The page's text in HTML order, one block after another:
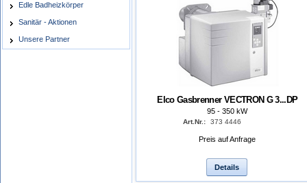
Edle Badheizkörper
Sanitär - Aktionen
Unsere Partner
Elco Gasbrenner VECTRON G 3...DP
95 - 350 kW
Art.Nr.: 373 4446
Preis auf Anfrage
Details